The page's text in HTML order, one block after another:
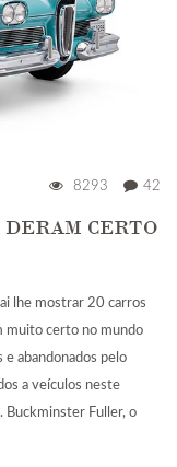
8293 42
DERAM CERTO
lhe mostrar 20 carros
muito certo no mundo
abandonados pelo
a veículos neste
Buckminster Fuller, o